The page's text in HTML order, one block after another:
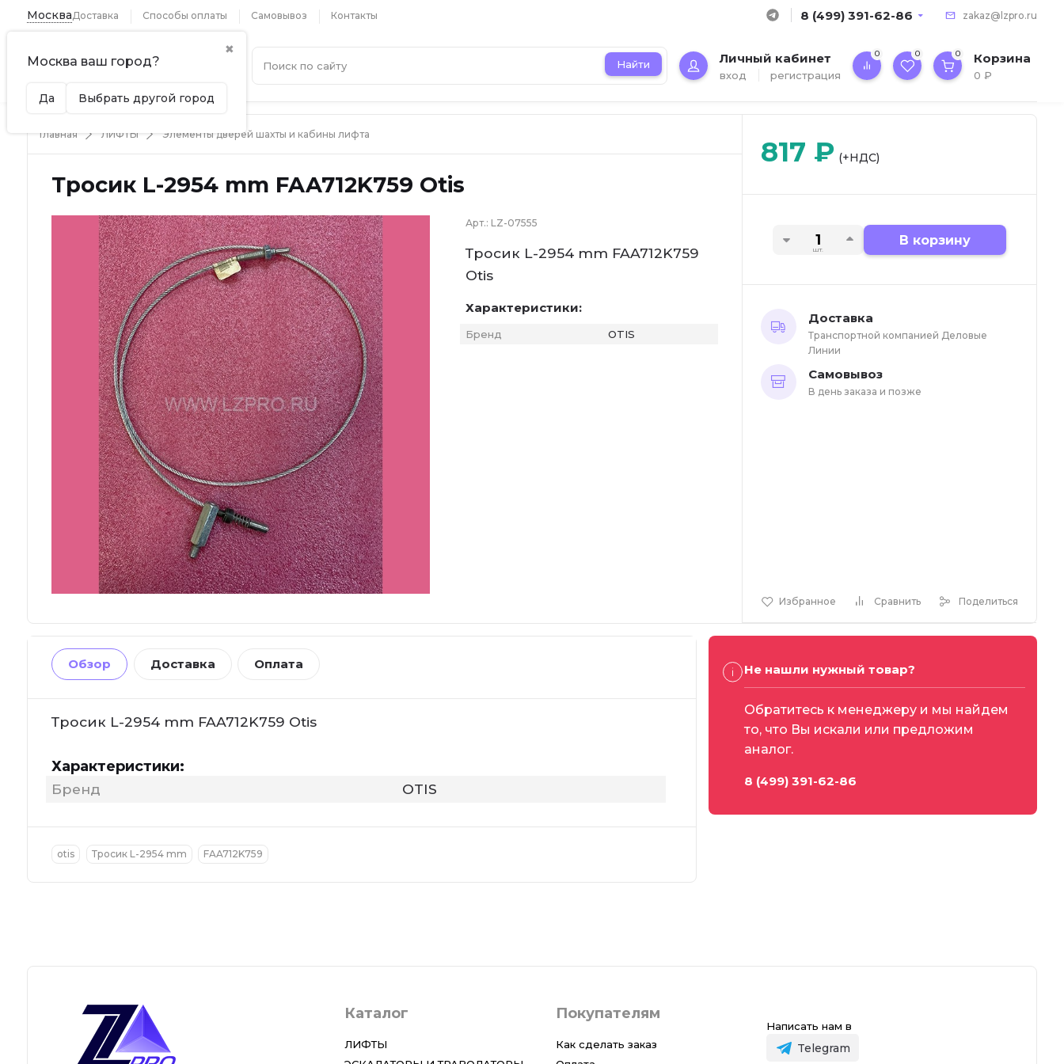
Москва
✖
Москва ваш город?
Да Выбрать другой город
Доставка Способы оплаты Самовывоз Контакты 8 (499) 391-62-86 zakaz@lzpro.ru
Найти Личный кабинет
вход регистрация
0 0 0 Корзина
0₽
Главная ЛИФТЫ Элементы дверей шахты и кабины лифта
Тросик L-2954 mm FAA712K759 Otis
Арт.: LZ-07555
Тросик L-2954 mm FAA712K759
Otis
Характеристики:
Бренд OTIS
Избранное Сравнить Поделиться
817 ₽ (+НДС)
шт.
В корзину
Доставка
Транспортной компанией Деловые
Линии
Самовывоз
В день заказа и позже
Обзор Доставка Оплата
Тросик L-2954 mm FAA712K759 Otis
Характеристики:
Бренд OTIS
otis Тросик L-2954 mm FAA712K759
Не нашли нужный товар?
Обратитесь к менеджеру и мы найдем
то, что Вы искали или предложим
аналог.
8 (499) 391-62-86
Каталог
ЛИФТЫ
Покупателям
Как сделать заказ
Написать нам в
Telegram